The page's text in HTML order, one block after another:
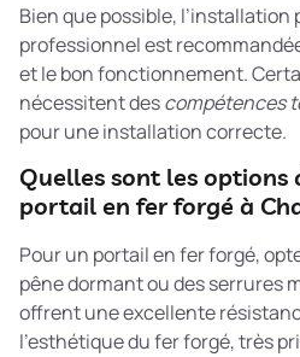
Bien que possible,
professionnel est
et le bon fonctionnement.
nécessitent descompétences
pour une installation correcte.
Quelles sont les options
portail en fer forgé à
Pour un portail en fer forgé,
pêne dormant ou des serrures
offrent une excellente
l’esthétique du fer forgé, très